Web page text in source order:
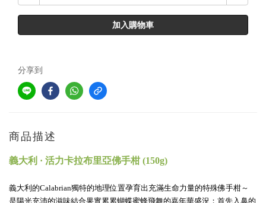
加入購物車
分享到
商品描述
義大利 · 活力卡拉布里亞佛手柑 (150g)
義大利的Calabrian獨特的地理位置孕育出充滿生命力量的特殊佛手柑～
是陽光充沛的滋味結合果實累累蝴蝶蜜蜂飛舞的嘉年華盛況；首先入鼻的